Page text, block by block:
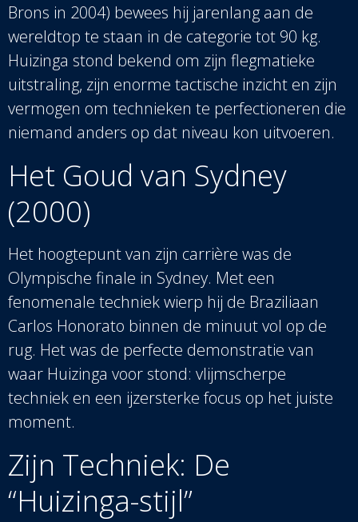
Brons in 2004) bewees hij jarenlang aan de
wereldtop te staan in de categorie tot 90 kg.
Huizinga stond bekend om zijn flegmatieke
uitstraling, zijn enorme tactische inzicht en zijn
vermogen om technieken te perfectioneren die
niemand anders op dat niveau kon uitvoeren.
Het Goud van Sydney
(2000)
Het hoogtepunt van zijn carrière was de
Olympische finale in Sydney. Met een
fenomenale techniek wierp hij de Braziliaan
Carlos Honorato binnen de minuut vol op de
rug. Het was de perfecte demonstratie van
waar Huizinga voor stond: vlijmscherpe
techniek en een ijzersterke focus op het juiste
moment.
Zijn Techniek: De
“Huizinga-stijl”